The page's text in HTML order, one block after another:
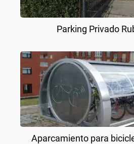
Parking Privado
Aparcamiento para